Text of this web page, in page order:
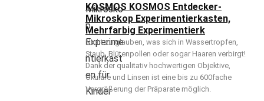
KOSMOS KOSMOS Entdecker-
Mikroskop Experimentierkasten,
Mehrfarbig Experimentierk
Nicht zu glauben, was sich in Wassertropfen,
Staub, Blütenpollen oder sogar Haaren verbirgt!
Dank der qualitativ hochwertigen Objektive,
Okulare und Linsen ist eine bis zu 600fache
Vergrößerung der Präparate möglich.